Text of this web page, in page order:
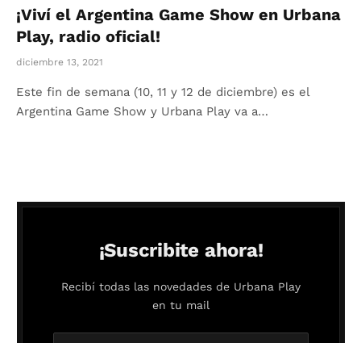
¡Viví el Argentina Game Show en Urbana
Play, radio oficial!
diciembre 13, 2021
Este fin de semana (10, 11 y 12 de diciembre) es el
Argentina Game Show y Urbana Play va a…
¡Suscribite ahora!
Recibí todas las novedades de Urbana Play
en tu mail